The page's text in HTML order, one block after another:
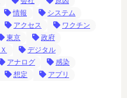
情報
システム
アクセス
ワクチン
東京
政府
デジタル
アナログ
感染
想定 アプリ